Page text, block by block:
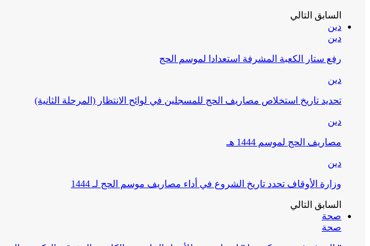
السابق التالي
دين
دين
رفع ستار الكعبة المشرفة استعدادا لموسم الحج
دين
تحديد تاريخ استخلاص مصاريف الحج للمسجلين في لوائح الانتظار (المرحلة الثانية)
دين
مصاريف الحج لموسم 1444 هـ
دين
وزارة الأوقاف تحدد تاريخ الشروع في أداء مصاريف موسم الحج لـ 1444
السابق التالي
صحة
صحة